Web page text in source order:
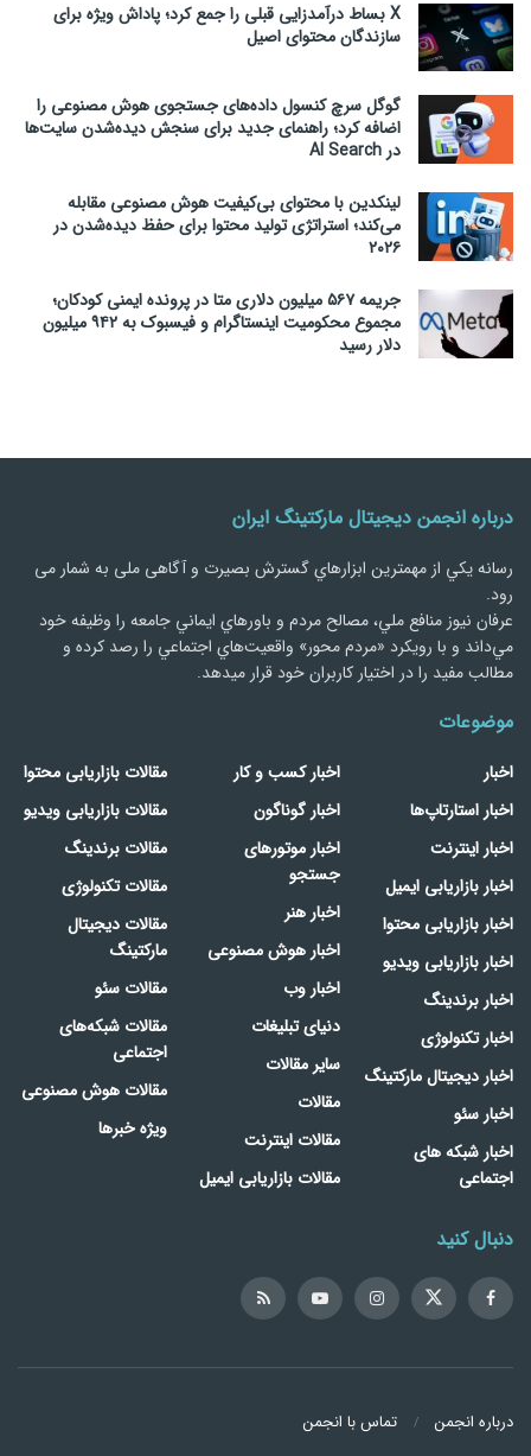
X بساط درآمدزایی قبلی را جمع کرد؛ پاداش ویژه برای
سازندگان محتوای اصیل
گوگل سرچ کنسول داده‌های جستجوی هوش مصنوعی را
اضافه کرد؛ راهنمای جدید برای سنجش دیده‌شدن سایت‌ها
در AI Search
لینکدین با محتوای بی‌کیفیت هوش مصنوعی مقابله
می‌کند؛ استراتژی تولید محتوا برای حفظ دیده‌شدن در
۲۰۲۶
جریمه ۵۶۷ میلیون دلاری متا در پرونده ایمنی کودکان؛
مجموع محکومیت اینستاگرام و فیسبوک به ۹۴۲ میلیون
دلار رسید
درباره انجمن دیجیتال مارکتینگ ایران
رسانه يكي از مهمترین ابزارهاي گسترش بصیرت و آگاهی ملی به شمار می
رود.
عرفان نیوز منافع ملي، مصالح مردم و باورهاي ايماني جامعه را وظيفه خود
مي‌داند و با رويكرد «مردم‌ محور» واقعيت‌هاي اجتماعي را رصد کرده و
مطالب مفید را در اختیار کاربران خود قرار میدهد.
موضوعات
اخبار
اخبار استارتاپ‌ها
اخبار اینترنت
اخبار بازاریابی ایمیل
اخبار بازاریابی محتوا
اخبار بازاریابی ویدیو
اخبار برندینگ
اخبار تکنولوژی
اخبار دیجیتال مارکتینگ
اخبار سئو
اخبار شبکه های
اجتماعی
اخبار کسب و کار
اخبار گوناگون
اخبار موتورهای
جستجو
اخبار هنر
اخبار هوش مصنوعی
اخبار وب
دنیای تبلیغات
سایر مقالات
مقالات
مقالات اینترنت
مقالات بازاریابی ایمیل
مقالات بازاریابی محتوا
مقالات بازاریابی ویدیو
مقالات برندینگ
مقالات تکنولوژی
مقالات دیجیتال
مارکتینگ
مقالات سئو
مقالات شبکه‌های
اجتماعی
مقالات هوش مصنوعی
ویژه خبرها
دنبال کنید
درباره انجمن تماس با انجمن